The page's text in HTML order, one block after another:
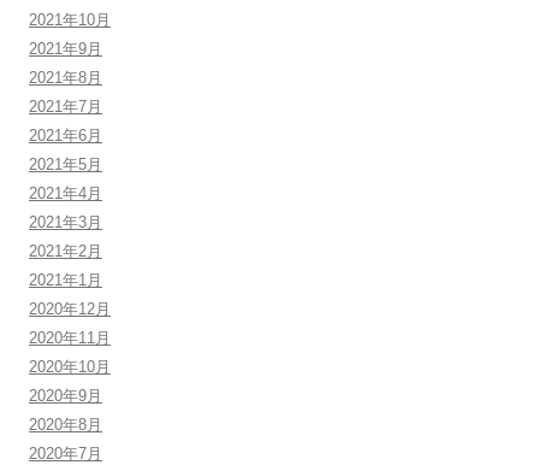
2021年10月
2021年9月
2021年8月
2021年7月
2021年6月
2021年5月
2021年4月
2021年3月
2021年2月
2021年1月
2020年12月
2020年11月
2020年10月
2020年9月
2020年8月
2020年7月